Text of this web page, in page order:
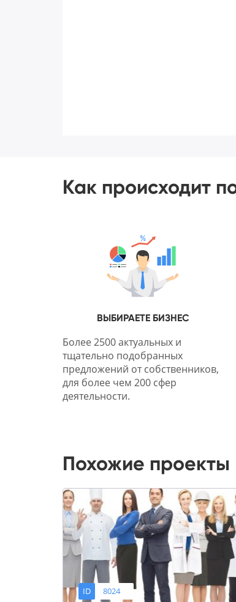
Как происходит
ВЫБИРАЕТЕ БИЗНЕС
Более 2500 актуальных и
тщательно подобранных
предложений от собственников,
для более чем 200 сфер
деятельности.
Похожие проекты
ID 8024